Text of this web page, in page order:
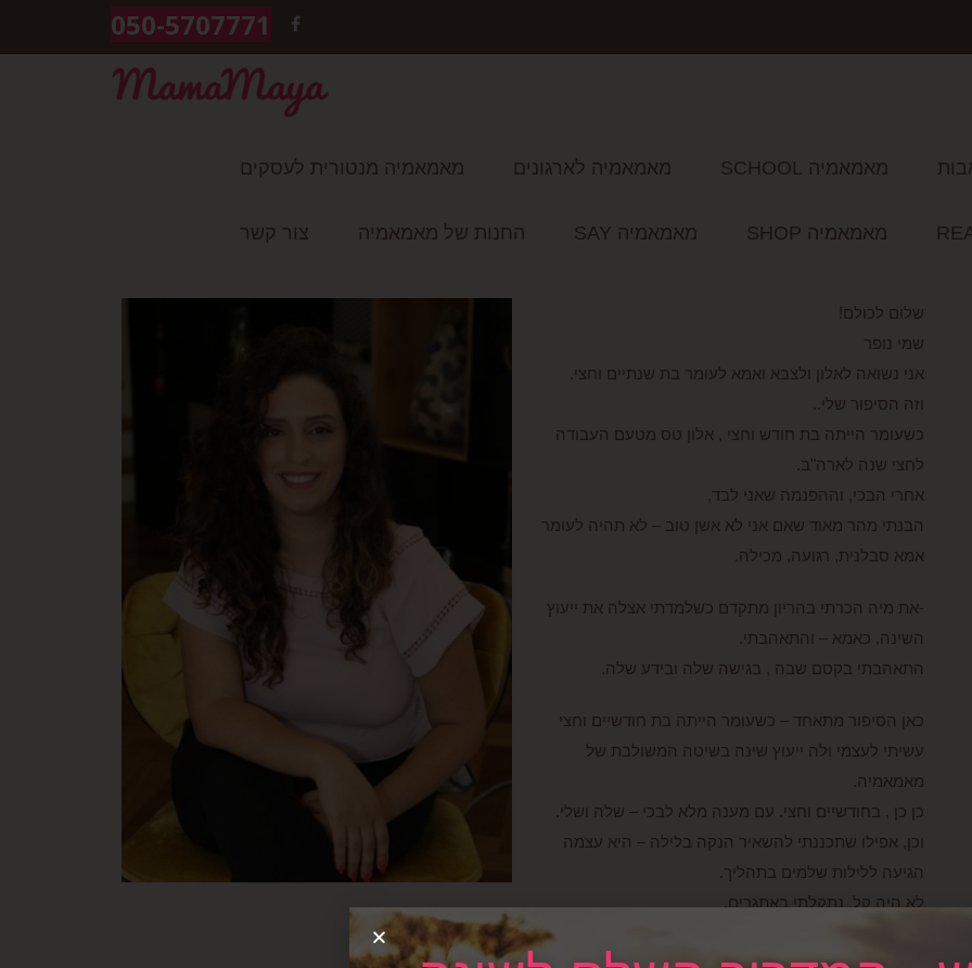
FACEBOOK
050-5707771
מאמאמיה SCHOOL מאמאמיה לארגונים מאמאמיה מנטורית לעסקים
מאמאמיה SHOP מאמאמיה SAY החנות של מאמאמיה צור קשר
שלום לכולם!
שמי נופר
אני נשואה לאלון ולצבא ואמא לעומר בת שנתיים וחצי.
וזה הסיפור שלי..
כשעומר הייתה בת חודש וחצי , אלון טס מטעם העבודה
לחצי שנה לארה"ב.
אחרי הבכי, וההפנמה שאני לבד,
הבנתי מהר מאוד שאם אני לא אשן טוב – לא תהיה לעומר
אמא סבלנית, רגועה, מכילה.
-את מיה הכרתי בהריון מתקדם כשלמדתי אצלה את ייעוץ
השינה, כאמא – והתאהבתי.
התאהבתי בקסם שבה , בגישה שלה ובידע שלה.
כאן הסיפור מתאחד – כשעומר הייתה בת חודשיים וחצי
עשיתי לעצמי ולה ייעוץ שינה בשיטה המשולבת של
מאמאמיה.
כן כן , בחודשיים וחצי. עם מענה מלא לבכי – שלה ושלי.
וכן, אפילו שתכננתי להשאיר הנקה בלילה – היא עצמה
הגיעה ללילות שלמים בתהליך.
לא היה קל, נתקלתי באתגרים.
אבל גם שם גיליתי שאפשר להניק (עובדה – הנקתי עד גיל